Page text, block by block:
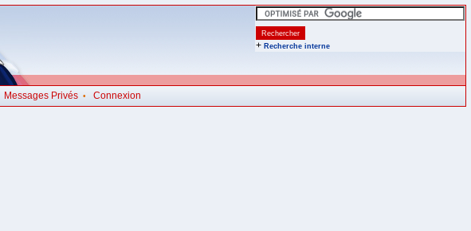
+ Recherche interne
Messages Privés• Connexion